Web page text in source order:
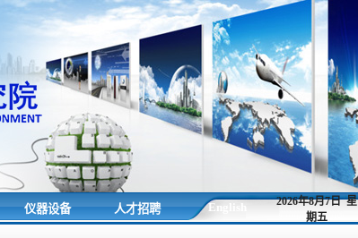
仪器设备 人才招聘 English
2026年8月7日 星
期五